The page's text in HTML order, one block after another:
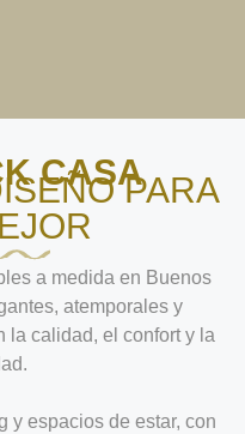
CASAPARA
a medida en Buenos
atemporales y
la calidad, el confort y la
y espacios de estar, con